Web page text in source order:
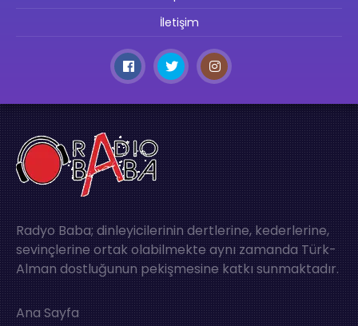
İletişim
Radyo Baba; dinleyicilerinin dertlerine, kederlerine,
sevinçlerine ortak olabilmekte aynı zamanda Türk-
Alman dostluğunun pekişmesine katkı sunmaktadır.
Ana Sayfa